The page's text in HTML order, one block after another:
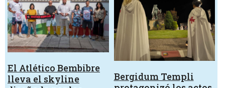
El Atlético Bembibre
lleva el skyline
Bergidum Templi